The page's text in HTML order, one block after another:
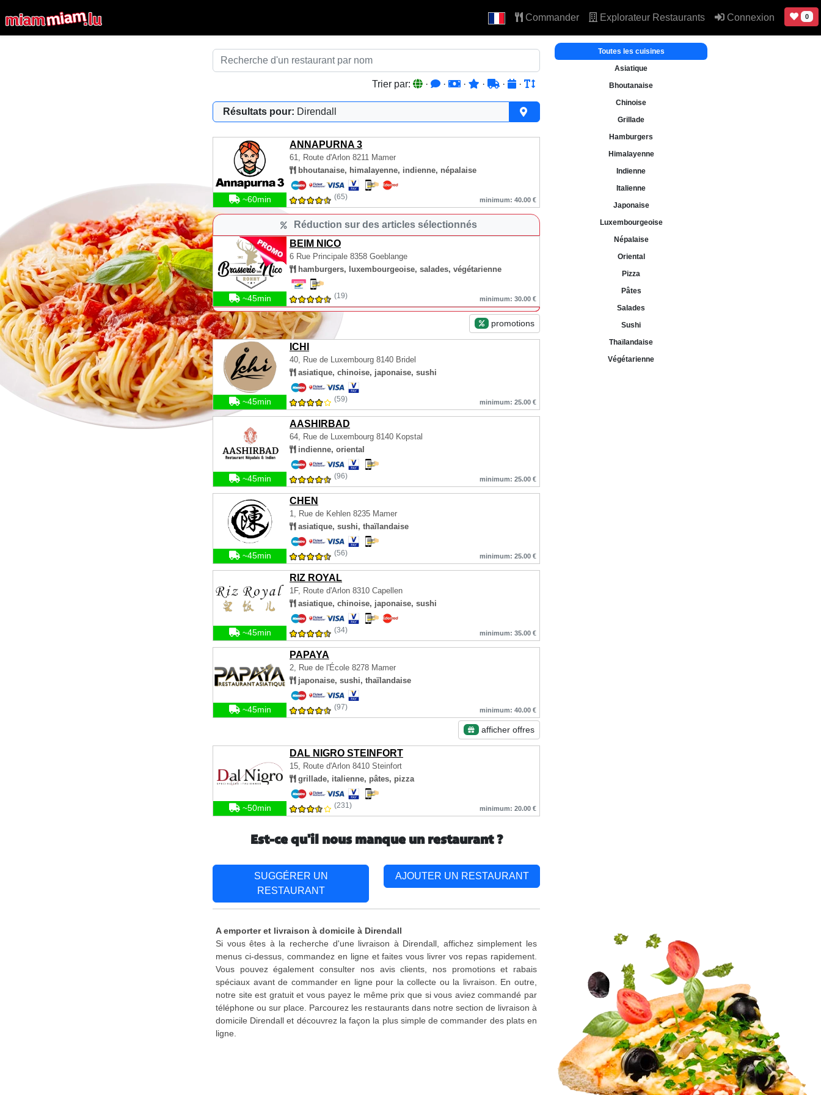
Commander Explorateur Restaurants Connexion 0
Trier par: · · · · · ·
Résultats pour: Direndall
ANNAPURNA 3
61, Route d'Arlon 8211 Mamer
bhoutanaise, himalayenne, indienne, népalaise
~60min (65) minimum: 40.00 €
Réduction sur des articles sélectionnés
BEIM NICO
6 Rue Principale 8358 Goeblange
hamburgers, luxembourgeoise, salades, végétarienne
~45min (19) minimum: 30.00 €
promotions
ICHI
40, Rue de Luxembourg 8140 Bridel
asiatique, chinoise, japonaise, sushi
~45min (59) minimum: 25.00 €
AASHIRBAD
64, Rue de Luxembourg 8140 Kopstal
indienne, oriental
~45min (96) minimum: 25.00 €
CHEN
1, Rue de Kehlen 8235 Mamer
asiatique, sushi, thaïlandaise
~45min (56) minimum: 25.00 €
RIZ ROYAL
1F, Route d'Arlon 8310 Capellen
asiatique, chinoise, japonaise, sushi
~45min (34) minimum: 35.00 €
PAPAYA
2, Rue de l'École 8278 Mamer
japonaise, sushi, thaïlandaise
~45min (97) minimum: 40.00 €
afficher offres
DAL NIGRO STEINFORT
15, Route d'Arlon 8410 Steinfort
grillade, italienne, pâtes, pizza
~50min (231) minimum: 20.00 €
Toutes les cuisines
Asiatique
Bhoutanaise
Chinoise
Grillade
Hamburgers
Himalayenne
Indienne
Italienne
Japonaise
Luxembourgeoise
Népalaise
Oriental
Pizza
Pâtes
Salades
Sushi
Thaïlandaise
Végétarienne
Est-ce qu'il nous manque un restaurant ?
SUGGÉRER UN
RESTAURANT
AJOUTER UN RESTAURANT
A emporter et livraison à domicile à Direndall
Si vous êtes à la recherche d'une livraison à Direndall, affichez simplement les
menus ci-dessus, commandez en ligne et faites vous livrer vos repas rapidement.
Vous pouvez également consulter nos avis clients, nos promotions et rabais
spéciaux avant de commander en ligne pour la collecte ou la livraison. En outre,
notre site est gratuit et vous payez le même prix que si vous aviez commandé par
téléphone ou sur place. Parcourez les restaurants dans notre section de livraison à
domicile Direndall et découvrez la façon la plus simple de commander des plats en
ligne.